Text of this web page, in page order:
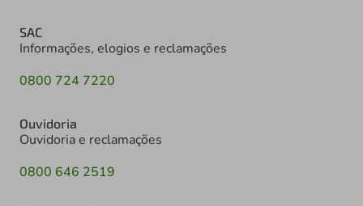
SAC
Informações, elogios e reclamações
0800 724 7220
Ouvidoria
Ouvidoria e reclamações
0800 646 2519